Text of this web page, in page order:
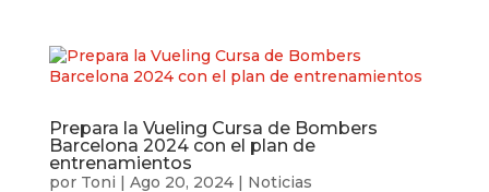
Prepara la Vueling Cursa de Bombers
Barcelona 2024 con el plan de
entrenamientos
por Toni | Ago 20, 2024| Noticias